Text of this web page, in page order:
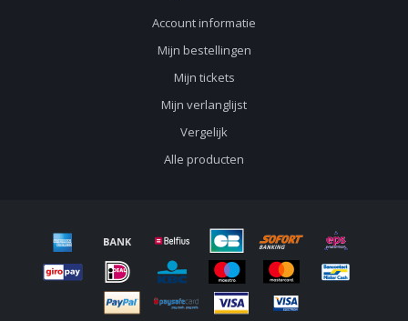
Account informatie
Mijn bestellingen
Mijn tickets
Mijn verlanglijst
Vergelijk
Alle producten